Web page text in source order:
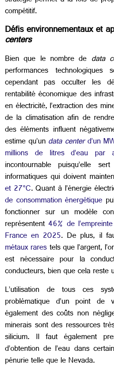
compétitif.
Défis environnementaux et
centers
Bien que le nombre de data
performances
cependant pas occulter les
rentabilité économique des
en électricité, l’extraction des
de la climatisation afin de
des éléments influent
estime qu’undata centerd’un
millions de litres d’eau par
incontournable puisqu’elle
informatiques qui doivent
et 27°C. Quant à l’énergie
de consommation énergétique
fonctionner sur un modèle
représentent 46% de
France en 2025. De plus, il
métaux rarestels que l’argent,
est nécessaire pour la
conducteurs, bien que cela reste
L’utilisation de tous ces
problématique d’un point de
également des coûts non
minerais sont des ressources
silicium. Il faut également
d’obtention de l’eau dans
pénurie telle que le Nevada.